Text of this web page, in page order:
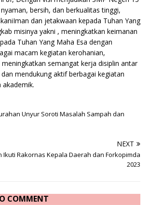
bersih, dan berkualitas tinggi,
dan jetakwaan kepada Tuhan Yang
misinya yakni , meningkatkan keimanan
Tuhan Yang Maha Esa dengan
macam kegiatan kerohanian,
semangat kerja disiplin antar
mendukung aktif berbagai kegiatan
akademik.
Unyur Soroti Masalah Sampah dan
NEXT
Ikuti Rakornas Kepala Daerah dan Forkopimda
2023
COMMENT